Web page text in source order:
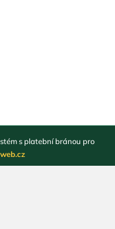
s platební bránou pro